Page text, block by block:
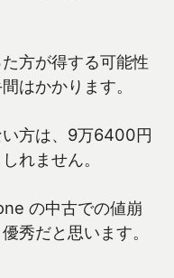
方が得する可能性
はかかります。
方は、9万6400円
れません。
の中古での値崩
秀だと思います。